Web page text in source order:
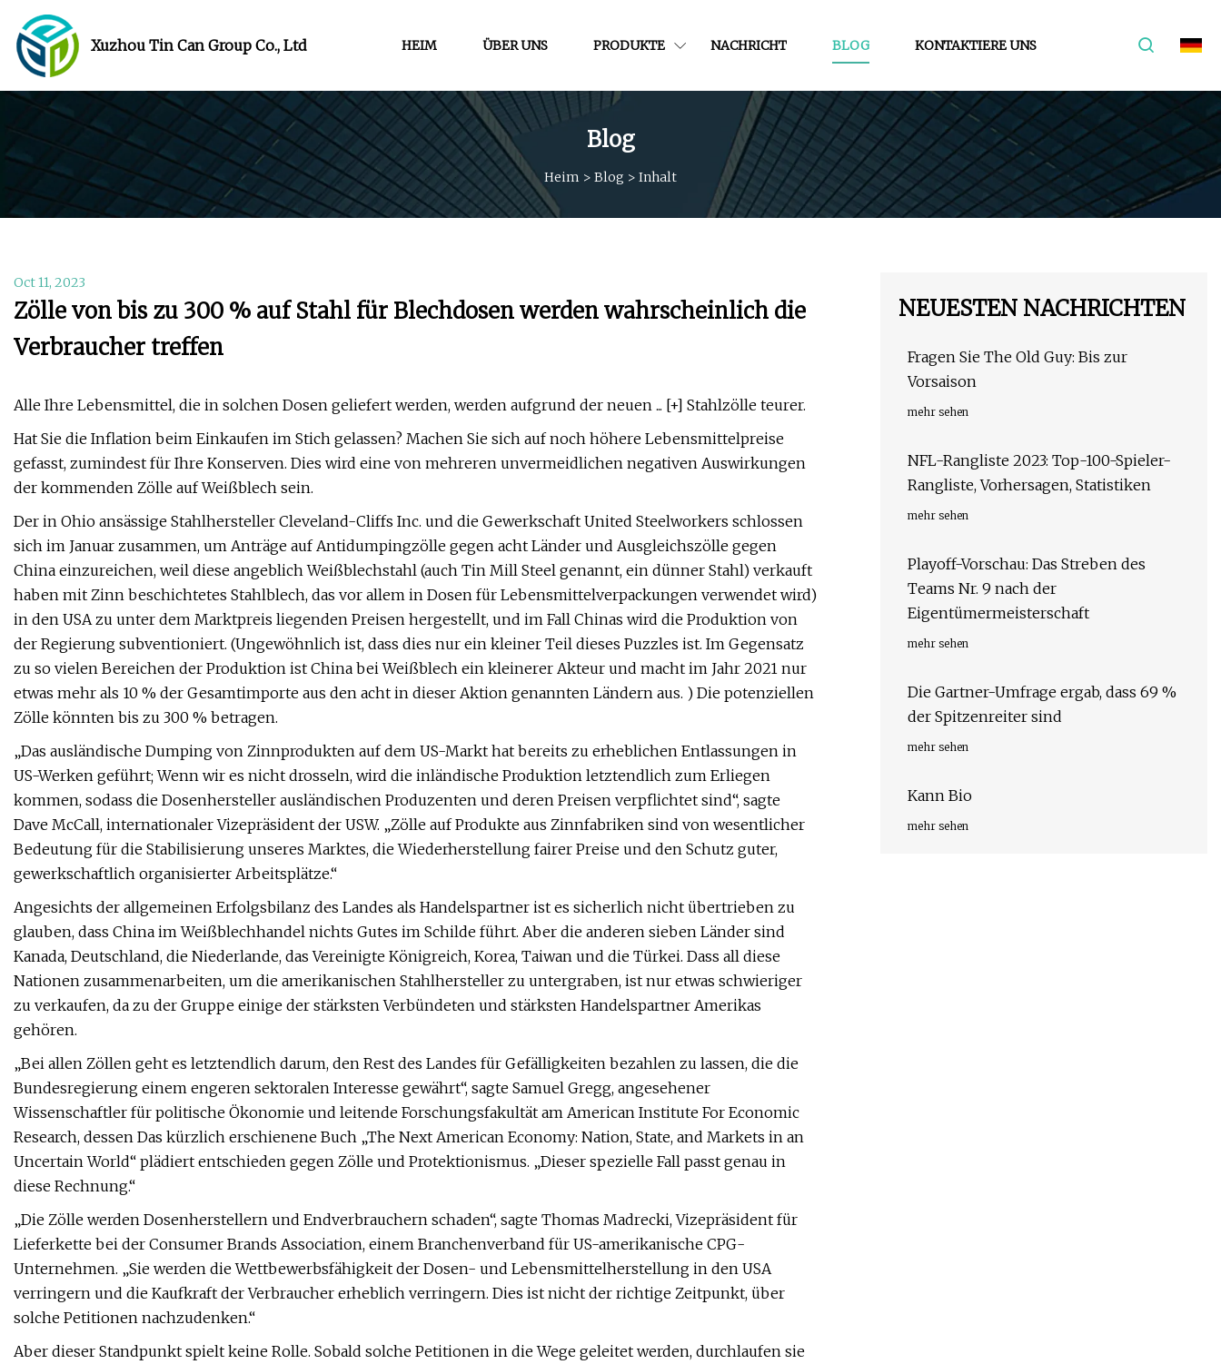
Xuzhou Tin Can Group Co., Ltd HEIM ÜBER UNS PRODUKTE NACHRICHT BLOG KONTAKTIERE UNS
Blog
Heim > Blog > Inhalt
Oct 11, 2023
Zölle von bis zu 300 % auf Stahl für Blechdosen werden wahrscheinlich die
Verbraucher treffen
Alle Ihre Lebensmittel, die in solchen Dosen geliefert werden, werden aufgrund der neuen ... [+] Stahlzölle teurer.
Hat Sie die Inflation beim Einkaufen im Stich gelassen? Machen Sie sich auf noch höhere Lebensmittelpreise
gefasst, zumindest für Ihre Konserven. Dies wird eine von mehreren unvermeidlichen negativen Auswirkungen
der kommenden Zölle auf Weißblech sein.
Der in Ohio ansässige Stahlhersteller Cleveland-Cliffs Inc. und die Gewerkschaft United Steelworkers schlossen
sich im Januar zusammen, um Anträge auf Antidumpingzölle gegen acht Länder und Ausgleichszölle gegen
China einzureichen, weil diese angeblich Weißblechstahl (auch Tin Mill Steel genannt, ein dünner Stahl) verkauft
haben mit Zinn beschichtetes Stahlblech, das vor allem in Dosen für Lebensmittelverpackungen verwendet wird)
in den USA zu unter dem Marktpreis liegenden Preisen hergestellt, und im Fall Chinas wird die Produktion von
der Regierung subventioniert. (Ungewöhnlich ist, dass dies nur ein kleiner Teil dieses Puzzles ist. Im Gegensatz
zu so vielen Bereichen der Produktion ist China bei Weißblech ein kleinerer Akteur und macht im Jahr 2021 nur
etwas mehr als 10 % der Gesamtimporte aus den acht in dieser Aktion genannten Ländern aus. ) Die potenziellen
Zölle könnten bis zu 300 % betragen.
„Das ausländische Dumping von Zinnprodukten auf dem US-Markt hat bereits zu erheblichen Entlassungen in
US-Werken geführt; Wenn wir es nicht drosseln, wird die inländische Produktion letztendlich zum Erliegen
kommen, sodass die Dosenhersteller ausländischen Produzenten und deren Preisen verpflichtet sind“, sagte
Dave McCall, internationaler Vizepräsident der USW. „Zölle auf Produkte aus Zinnfabriken sind von wesentlicher
Bedeutung für die Stabilisierung unseres Marktes, die Wiederherstellung fairer Preise und den Schutz guter,
gewerkschaftlich organisierter Arbeitsplätze.“
Angesichts der allgemeinen Erfolgsbilanz des Landes als Handelspartner ist es sicherlich nicht übertrieben zu
glauben, dass China im Weißblechhandel nichts Gutes im Schilde führt. Aber die anderen sieben Länder sind
Kanada, Deutschland, die Niederlande, das Vereinigte Königreich, Korea, Taiwan und die Türkei. Dass all diese
Nationen zusammenarbeiten, um die amerikanischen Stahlhersteller zu untergraben, ist nur etwas schwieriger
zu verkaufen, da zu der Gruppe einige der stärksten Verbündeten und stärksten Handelspartner Amerikas
gehören.
„Bei allen Zöllen geht es letztendlich darum, den Rest des Landes für Gefälligkeiten bezahlen zu lassen, die die
Bundesregierung einem engeren sektoralen Interesse gewährt“, sagte Samuel Gregg, angesehener
Wissenschaftler für politische Ökonomie und leitende Forschungsfakultät am American Institute For Economic
Research, dessen Das kürzlich erschienene Buch „The Next American Economy: Nation, State, and Markets in an
Uncertain World“ plädiert entschieden gegen Zölle und Protektionismus. „Dieser spezielle Fall passt genau in
diese Rechnung.“
„Die Zölle werden Dosenherstellern und Endverbrauchern schaden“, sagte Thomas Madrecki, Vizepräsident für
Lieferkette bei der Consumer Brands Association, einem Branchenverband für US-amerikanische CPG-
Unternehmen. „Sie werden die Wettbewerbsfähigkeit der Dosen- und Lebensmittelherstellung in den USA
verringern und die Kaufkraft der Verbraucher erheblich verringern. Dies ist nicht der richtige Zeitpunkt, über
solche Petitionen nachzudenken.“
Aber dieser Standpunkt spielt keine Rolle. Sobald solche Petitionen in die Wege geleitet werden, durchlaufen sie
NEUESTEN NACHRICHTEN
Fragen Sie The Old Guy: Bis zur
Vorsaison
mehr sehen
NFL-Rangliste 2023: Top-100-Spieler-
Rangliste, Vorhersagen, Statistiken
mehr sehen
Playoff-Vorschau: Das Streben des
Teams Nr. 9 nach der
Eigentümermeisterschaft
mehr sehen
Die Gartner-Umfrage ergab, dass 69 %
der Spitzenreiter sind
mehr sehen
Kann Bio
mehr sehen